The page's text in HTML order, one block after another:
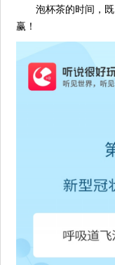
泡杯茶的时间，
赢！